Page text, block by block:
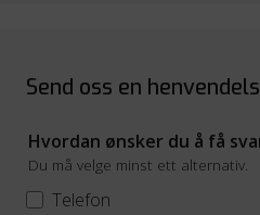
Send oss en
Hvordan ønsker du å få
Du må velge minst ett alternativ.
Telefon